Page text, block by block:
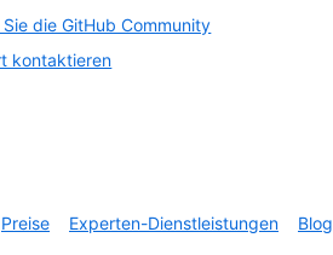
Sie die GitHub Community
kontaktieren
Preise Experten-Dienstleistungen Blog